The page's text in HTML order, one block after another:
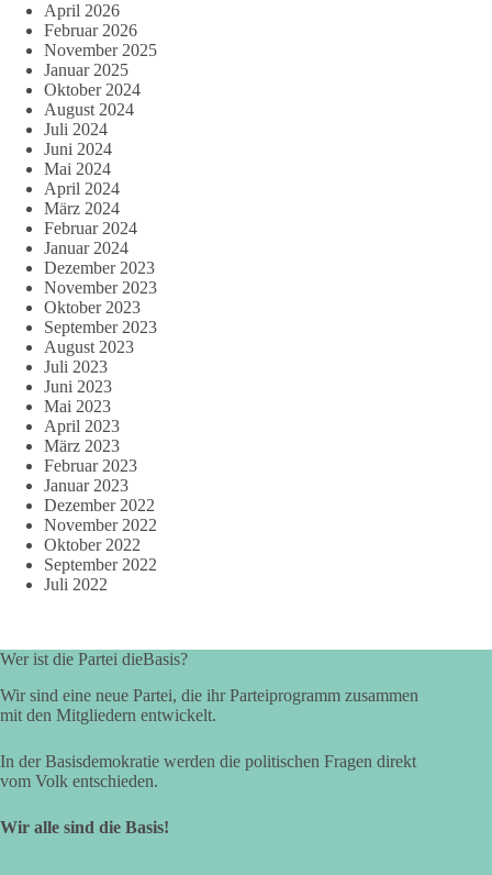
April 2026
Februar 2026
November 2025
Januar 2025
Oktober 2024
August 2024
Juli 2024
Juni 2024
Mai 2024
April 2024
März 2024
Februar 2024
Januar 2024
Dezember 2023
November 2023
Oktober 2023
September 2023
August 2023
Juli 2023
Juni 2023
Mai 2023
April 2023
März 2023
Februar 2023
Januar 2023
Dezember 2022
November 2022
Oktober 2022
September 2022
Juli 2022
Wer ist die Partei dieBasis?
Wir sind eine neue Partei, die ihr Parteiprogramm zusammen
mit den Mitgliedern entwickelt.
In der Basisdemokratie werden die politischen Fragen direkt
vom Volk entschieden.
Wir alle sind die Basis!